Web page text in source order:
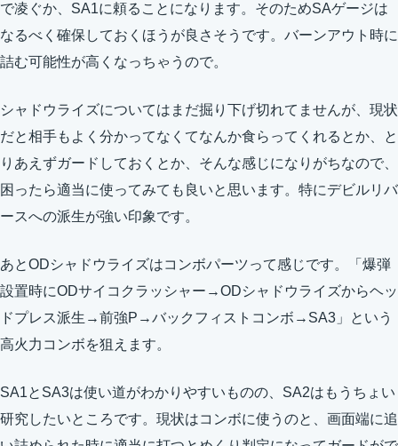
で凌ぐか、SA1に頼ることになります。そのためSAゲージは
なるべく確保しておくほうが良さそうです。バーンアウト時に
詰む可能性が高くなっちゃうので。
シャドウライズについてはまだ掘り下げ切れてませんが、現状
だと相手もよく分かってなくてなんか食らってくれるとか、と
りあえずガードしておくとか、そんな感じになりがちなので、
困ったら適当に使ってみても良いと思います。特にデビルリバ
ースへの派生が強い印象です。
あとODシャドウライズはコンボパーツって感じです。「爆弾
設置時にODサイコクラッシャー→ODシャドウライズからヘッ
ドプレス派生→前強P→バックフィストコンボ→SA3」という
高火力コンボを狙えます。
SA1とSA3は使い道がわかりやすいものの、SA2はもうちょい
研究したいところです。現状はコンボに使うのと、画面端に追